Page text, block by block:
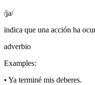
/ʝa/
indica que una acción ha
adverbio
Examples:
• Ya terminé mis deberes.